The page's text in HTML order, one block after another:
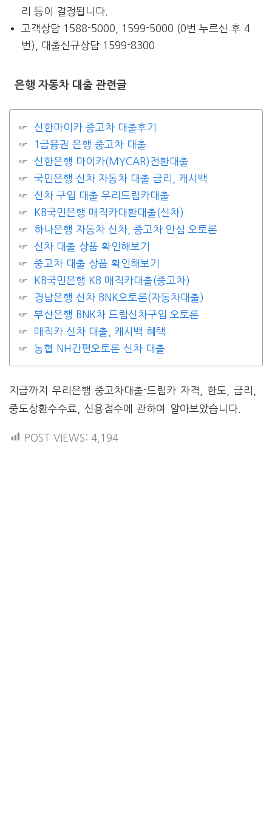
리 등이 결정됩니다.
고객상담 1588-5000, 1599-5000 (0번 누르신 후 4
번), 대출신규상담 1599-8300
은행 자동차 대출 관련글
신한마이카 중고차 대출후기
1금융권 은행 중고차 대출
신한은행 마이카(MYCAR)전환대출
국민은행 신차 자동차 대출 금리, 캐시백
신차 구입 대출 우리드림카대출
KB국민은행 매직카대환대출(신차)
하나은행 자동차 신차, 중고차 안심 오토론
신차 대출 상품 확인해보기
중고차 대출 상품 확인해보기
KB국민은행 KB 매직카대출(중고차)
경남은행 신차 BNK오토론(자동차대출)
부산은행 BNK차 드림신차구입 오토론
매직카 신차 대출, 캐시백 혜택
농협 NH간편오토론 신차 대출
지금까지 우리은행 중고차대출-드림카 자격, 한도, 금리,
중도상환수수료, 신용점수에 관하여 알아보았습니다.
POST VIEWS: 4,194